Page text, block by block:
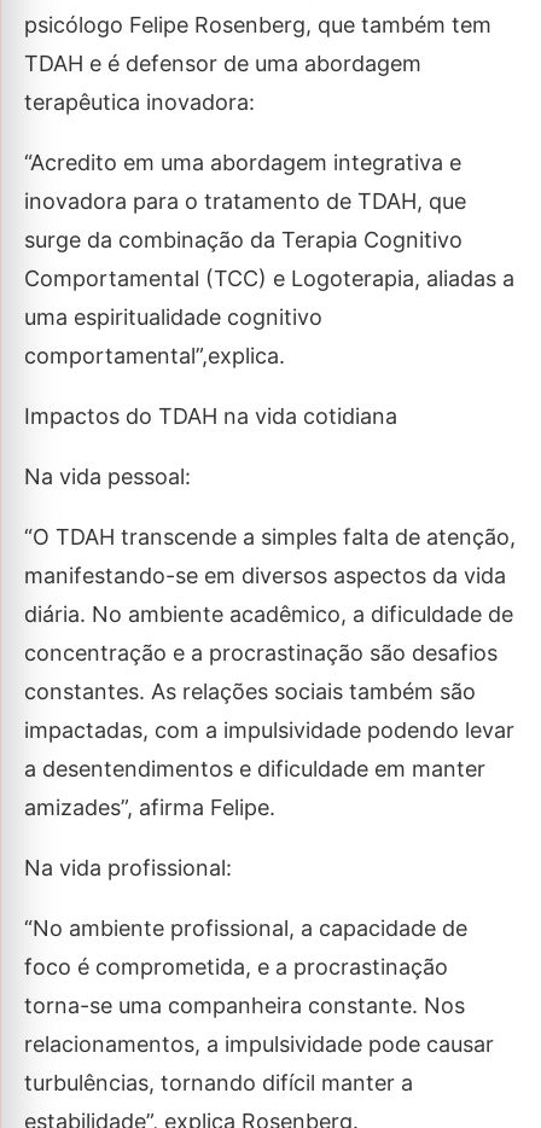
psicólogo Felipe Rosenberg, que também tem
TDAH e é defensor de uma abordagem
terapêutica inovadora:
“Acredito em uma abordagem integrativa e
inovadora para o tratamento de TDAH, que
surge da combinação da Terapia Cognitivo
Comportamental (TCC) e Logoterapia, aliadas a
uma espiritualidade cognitivo
comportamental”,explica.
Impactos do TDAH na vida cotidiana
Na vida pessoal:
“O TDAH transcende a simples falta de atenção,
manifestando-se em diversos aspectos da vida
diária. No ambiente acadêmico, a dificuldade de
concentração e a procrastinação são desafios
constantes. As relações sociais também são
impactadas, com a impulsividade podendo levar
a desentendimentos e dificuldade em manter
amizades”, afirma Felipe.
Na vida profissional:
“No ambiente profissional, a capacidade de
foco é comprometida, e a procrastinação
torna-se uma companheira constante. Nos
relacionamentos, a impulsividade pode causar
turbulências, tornando difícil manter a
estabilidade”, explica Rosenberg.